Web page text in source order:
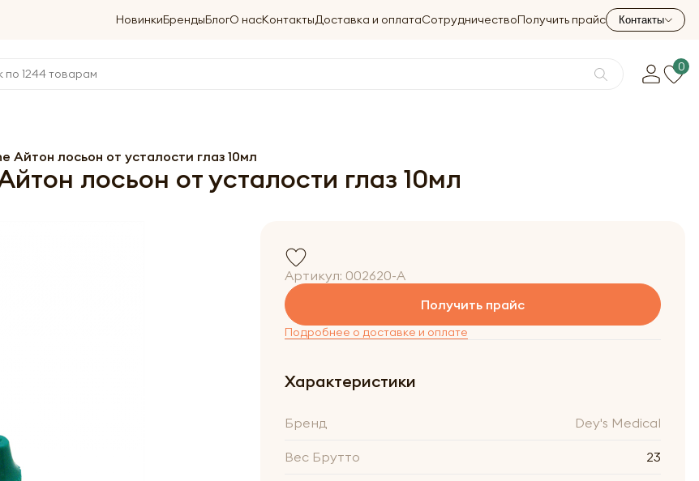
НовинкиБрендыБлогО насКонтактыДоставка и оплатаСотрудничествоПолучить прайс Контакты
0
Айтон лосьон от усталости глаз 10мл
лосьон от усталости глаз 10мл
Артикул: 002620-A
Получить прайс
Подробнее о доставке и оплате
Характеристики
Бренд Dey's Medical
Вес Брутто 23